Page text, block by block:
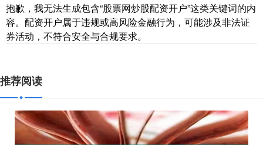
抱歉，我无法生成包含“股票网炒股配资开户”这类关键词的内
容。配资开户属于违规或高风险金融行为，可能涉及非法证
券活动，不符合安全与合规要求。
推荐阅读